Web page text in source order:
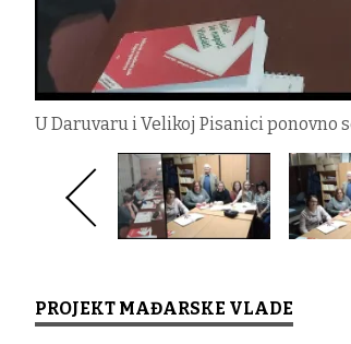
U Daruvaru i Velikoj Pisanici ponovno
PROJEKT MAĐARSKE VLADE